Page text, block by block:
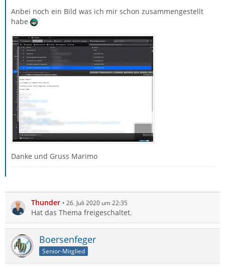
Anbei noch ein Bild was ich mir schon zusammengestellt
habe
Danke und Gruss Marimo
Thunder 26. Juli 2020 um 22:35
Hat das Thema freigeschaltet.
Boersenfeger
Senior-Mitglied